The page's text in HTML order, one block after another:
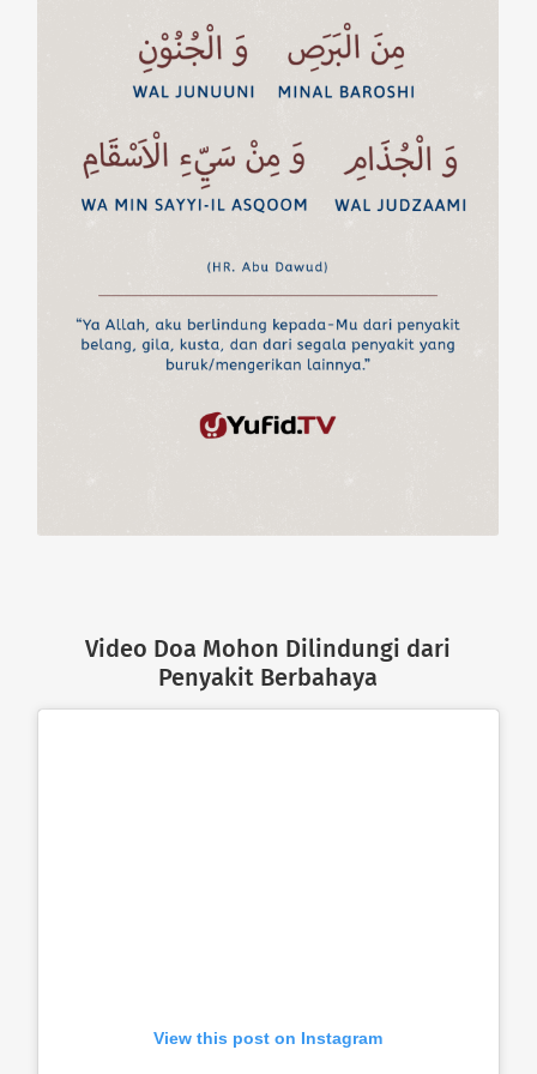
Video Doa Mohon Dilindungi dari
Penyakit Berbahaya
View this post on Instagram